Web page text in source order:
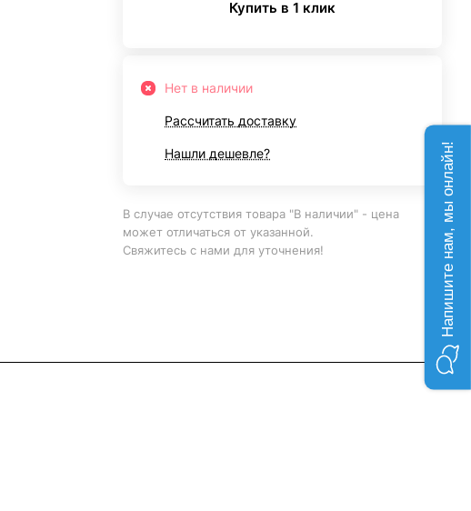
Купить в 1 клик
Нет в наличии
Рассчитать доставку
Нашли дешевле?
В случае отсутствия товара "В наличии" - цена
может отличаться от указанной.
Свяжитесь с нами для уточнения!
Напишите нам, мы онлайн!